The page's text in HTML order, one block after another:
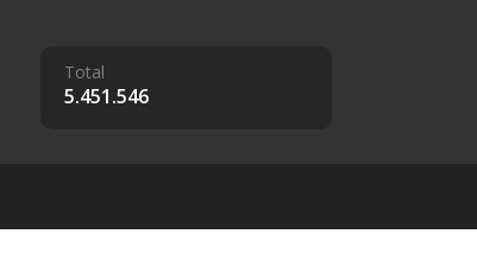
Total
5.451.546